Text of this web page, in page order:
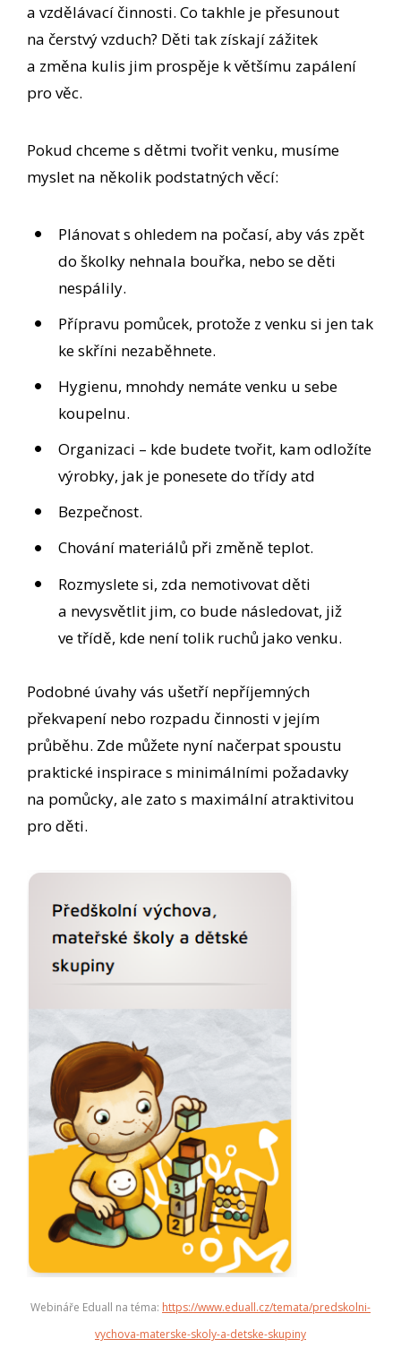
a vzdělávací činnosti. Co takhle je přesunout
na čerstvý vzduch? Děti tak získají zážitek
a změna kulis jim prospěje k většímu zapálení
pro věc.
Pokud chceme s dětmi tvořit venku, musíme
myslet na několik podstatných věcí:
Plánovat s ohledem na počasí, aby vás zpět
do školky nehnala bouřka, nebo se děti
nespálily.
Přípravu pomůcek, protože z venku si jen tak
ke skříni nezaběhnete.
Hygienu, mnohdy nemáte venku u sebe
koupelnu.
Organizaci – kde budete tvořit, kam odložíte
výrobky, jak je ponesete do třídy atd
Bezpečnost.
Chování materiálů při změně teplot.
Rozmyslete si, zda nemotivovat děti
a nevysvětlit jim, co bude následovat, již
ve třídě, kde není tolik ruchů jako venku.
Podobné úvahy vás ušetří nepříjemných
překvapení nebo rozpadu činnosti v jejím
průběhu. Zde můžete nyní načerpat spoustu
praktické inspirace s minimálními požadavky
na pomůcky, ale zato s maximální atraktivitou
pro děti.
Webináře Eduall na téma: https://www.eduall.cz/temata/predskolni-
vychova-materske-skoly-a-detske-skupiny